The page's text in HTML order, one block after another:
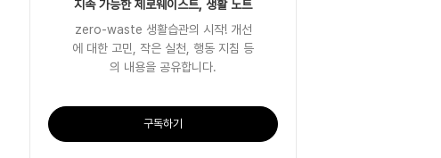
지속 가능한 제로웨이스트, 생활 노트
zero-waste 생활습관의 시작! 개선
에 대한 고민, 작은 실천, 행동 지침 등
의 내용을 공유합니다.
구독하기